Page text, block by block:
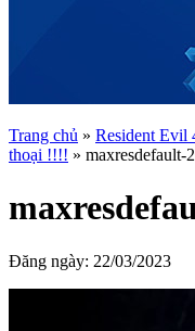
Trang chủ » Resident Evil
thoại !!!! » maxresdefault-
Đăng ngày: 22/03/2023